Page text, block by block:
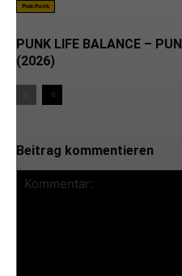
Post-Punk
PUNK LIFE BALANCE –
(2026)
Beitrag kommentieren